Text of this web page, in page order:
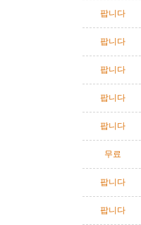
팝니다
팝니다
팝니다
팝니다
팝니다
무료
팝니다
팝니다